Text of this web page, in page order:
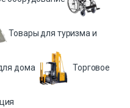
Товары для туризма и
дома Торговое